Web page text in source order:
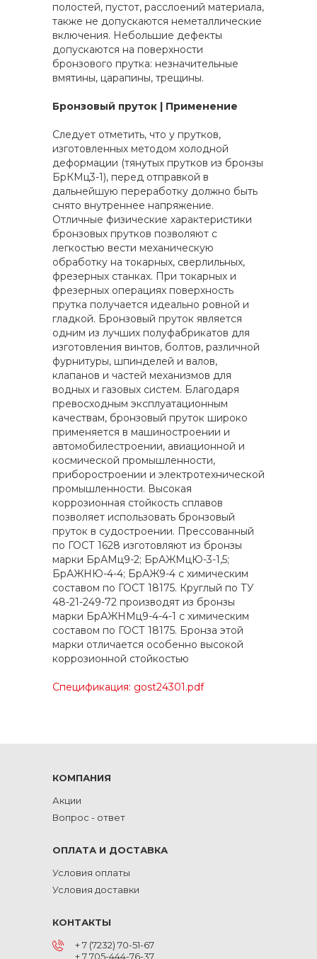
полостей, пустот, расслоений материала,
также не допускаются неметаллические
включения. Небольшие дефекты
допускаются на поверхности
бронзового прутка: незначительные
вмятины, царапины, трещины.
Бронзовый пруток | Применение
Следует отметить, что у прутков,
изготовленных методом холодной
деформации (тянутых прутков из бронзы
БрКМц3-1), перед отправкой в
дальнейшую переработку должно быть
снято внутреннее напряжение.
Отличные физические характеристики
бронзовых прутков позволяют с
легкостью вести механическую
обработку на токарных, сверлильных,
фрезерных станках. При токарных и
фрезерных операциях поверхность
прутка получается идеально ровной и
гладкой. Бронзовый пруток является
одним из лучших полуфабрикатов для
изготовления винтов, болтов, различной
фурнитуры, шпинделей и валов,
клапанов и частей механизмов для
водных и газовых систем. Благодаря
превосходным эксплуатационным
качествам, бронзовый пруток широко
применяется в машиностроении и
автомобилестроении, авиационной и
космической промышленности,
приборостроении и электротехнической
промышленности. Высокая
коррозионная стойкость сплавов
позволяет использовать бронзовый
пруток в судостроении. Прессованный
по ГОСТ 1628 изготовляют из бронзы
марки БрАМц9-2; БрАЖМцЮ-3-1,5;
БрАЖНЮ-4-4; БрАЖ9-4 с химическим
составом по ГОСТ 18175. Круглый по ТУ
48-21-249-72 производят из бронзы
марки БрАЖНМц9-4-4-1 с химическим
составом по ГОСТ 18175. Бронза этой
марки отличается особенно высокой
коррозионной стойкостью
Спецификация: gost24301.pdf
КОМПАНИЯ
Акции
Вопрос - ответ
ОПЛАТА И ДОСТАВКА
Условия оплаты
Условия доставки
КОНТАКТЫ
+ 7 (7232) 70-51-67
+ 7 705-444-76-37